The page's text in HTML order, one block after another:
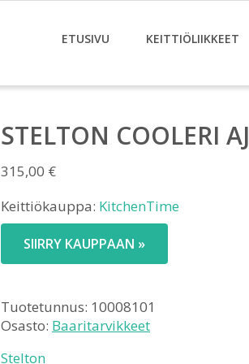
ETUSIVU KEITTIÖLIIKKEET
STELTON COOLERI AJ
315,00 €
Keittiökauppa: KitchenTime
SIIRRY KAUPPAAN »
Tuotetunnus: 10008101
Osasto: Baaritarvikkeet
Stelton